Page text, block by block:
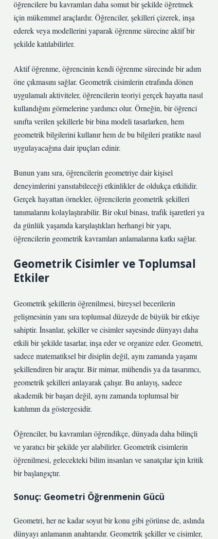
öğrencilere bu kavramları daha somut bir şekilde öğretmek
için mükemmel araçlardır. Öğrenciler, şekilleri çizerek, inşa
ederek veya modellerini yaparak öğrenme sürecine aktif bir
şekilde katılabilirler.
Aktif öğrenme, öğrencinin kendi öğrenme sürecinde bir adım
öne çıkmasını sağlar. Geometrik cisimlerin etrafında dönen
uygulamalı aktiviteler, öğrencilerin teoriyi gerçek hayatta nasıl
kullandığını görmelerine yardımcı olur. Örneğin, bir öğrenci
sınıfta verilen şekillerle bir bina modeli tasarlarken, hem
geometrik bilgilerini kullanır hem de bu bilgileri pratikte nasıl
uygulayacağına dair ipuçları edinir.
Bunun yanı sıra, öğrencilerin geometriye dair kişisel
deneyimlerini yansıtabileceği etkinlikler de oldukça etkilidir.
Gerçek hayattan örnekler, öğrencilerin geometrik şekilleri
tanımalarını kolaylaştırabilir. Bir okul binası, trafik işaretleri ya
da günlük yaşamda karşılaştıkları herhangi bir yapı,
öğrencilerin geometrik kavramları anlamalarına katkı sağlar.
Geometrik Cisimler ve Toplumsal
Etkiler
Geometrik şekillerin öğrenilmesi, bireysel becerilerin
gelişmesinin yanı sıra toplumsal düzeyde de büyük bir etkiye
sahiptir. İnsanlar, şekiller ve cisimler sayesinde dünyayı daha
etkili bir şekilde tasarlar, inşa eder ve organize eder. Geometri,
sadece matematiksel bir disiplin değil, aynı zamanda yaşamı
şekillendiren bir araçtır. Bir mimar, mühendis ya da tasarımcı,
geometrik şekilleri anlayarak çalışır. Bu anlayış, sadece
akademik bir başarı değil, aynı zamanda toplumsal bir
katılımın da göstergesidir.
Öğrenciler, bu kavramları öğrendikçe, dünyada daha bilinçli
ve yaratıcı bir şekilde yer alabilirler. Geometrik cisimlerin
öğrenilmesi, gelecekteki bilim insanları ve sanatçılar için kritik
bir başlangıçtır.
Sonuç: Geometri Öğrenmenin Gücü
Geometri, her ne kadar soyut bir konu gibi görünse de, aslında
dünyayı anlamanın anahtarıdır. Geometrik şekiller ve cisimler,